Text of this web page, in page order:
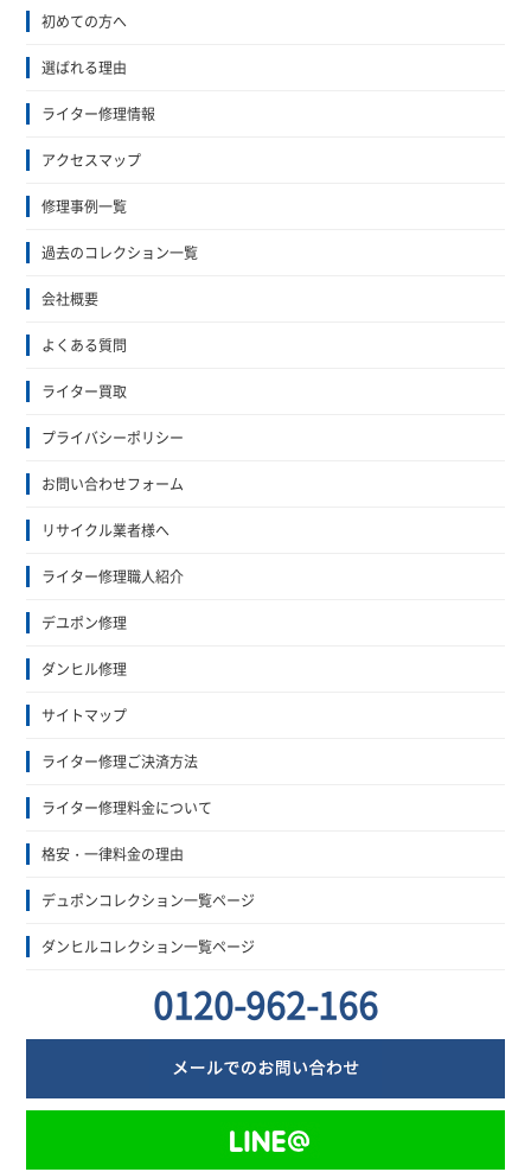
初めての方へ
選ばれる理由
ライター修理情報
アクセスマップ
修理事例一覧
過去のコレクション一覧
会社概要
よくある質問
ライター買取
プライバシーポリシー
お問い合わせフォーム
リサイクル業者様へ
ライター修理職人紹介
デユポン修理
ダンヒル修理
サイトマップ
ライター修理ご決済方法
ライター修理料金について
格安・一律料金の理由
デュポンコレクション一覧ページ
ダンヒルコレクション一覧ページ
0120-962-166